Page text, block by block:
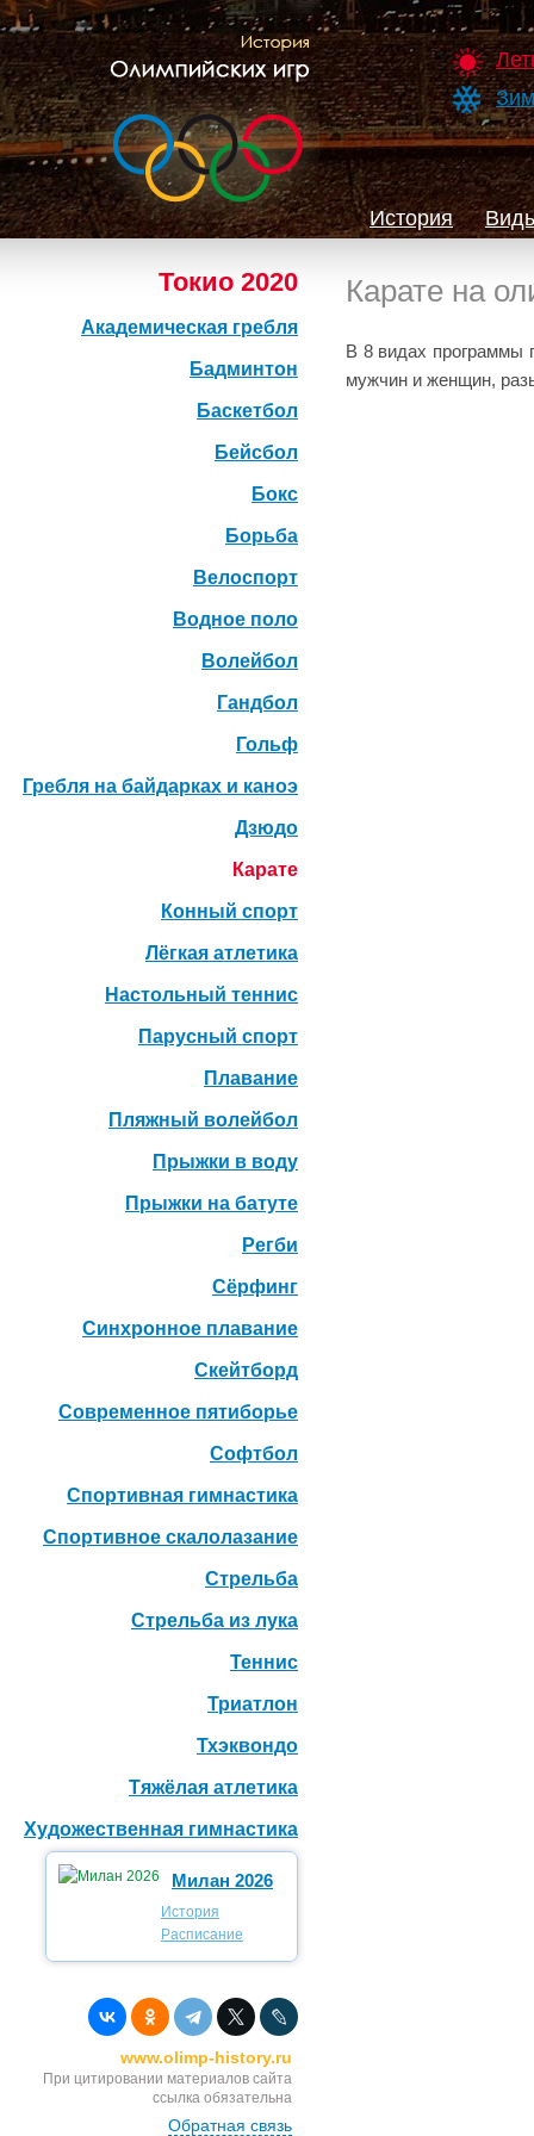
История
Токио 2020
Академическая гребля
Бадминтон
Баскетбол
Бейсбол
Бокс
Борьба
Велоспорт
Водное поло
Волейбол
Гандбол
Гольф
Гребля на байдарках и каноэ
Дзюдо
Карате
Конный спорт
Лёгкая атлетика
Настольный теннис
Парусный спорт
Плавание
Пляжный волейбол
Прыжки в воду
Прыжки на батуте
Регби
Сёрфинг
Синхронное плавание
Скейтборд
Современное пятиборье
Софтбол
Спортивная гимнастика
Спортивное скалолазание
Стрельба
Стрельба из лука
Теннис
Триатлон
Тхэквондо
Тяжёлая атлетика
Художественная гимнастика
Милан 2026
История
Расписание
Карате на
В 8 видах программы
мужчин и женщин,
www.olimp-history.ru
При цитировании материалов сайта
ссылка обязательна
Обратная связь